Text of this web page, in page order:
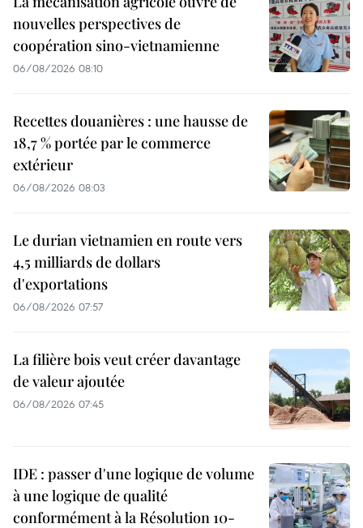
nouvelles perspectives de
coopération sino-vietnamienne
06/08/2026 08:10
Recettes douanières : une hausse de
18,7 % portée par le commerce
extérieur
06/08/2026 08:03
Le durian vietnamien en route vers
4,5 milliards de dollars
d'exportations
06/08/2026 07:57
La filière bois veut créer davantage
de valeur ajoutée
06/08/2026 07:45
IDE : passer d'une logique de volume
à une logique de qualité
conformément à la Résolution 10-